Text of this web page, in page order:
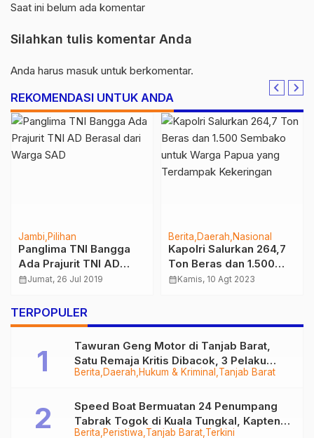
Saat ini belum ada komentar
Silahkan tulis komentar Anda
Anda harus masuk untuk berkomentar.
REKOMENDASI UNTUK ANDA
Jambi Pilihan
Panglima TNI Bangga
Ada Prajurit TNI AD
Berasal dari Warga SAD
calendar_monthJumat, 26 Jul 2019
Berita Daerah Nasional
Kapolri Salurkan 264,7
Ton Beras dan 1.500
Sembako untuk Warga
calendar_monthKamis, 10 Agt 2023
TERPOPULER
Berita Daerah Hukum & Kriminal Tanjab Barat
Tawuran Geng Motor di Tanjab Barat,
Satu Remaja Kritis Dibacok, 3 Pelaku
Ditangkap
Berita Peristiwa Tanjab Barat Terkini
Speed Boat Bermuatan 24 Penumpang
Tabrak Togok di Kuala Tungkal, Kapten